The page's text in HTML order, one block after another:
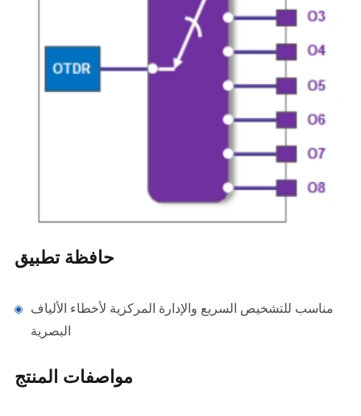
حافظة تطبيق
مناسب للتشخيص السريع والإدارة المركزية لأخطاء الألياف
البصرية
مواصفات المنتج